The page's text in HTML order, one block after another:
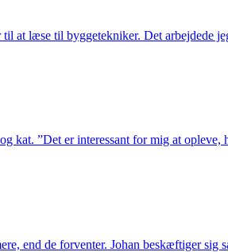
til at læse til byggetekniker. Det arbejdede
kat. ”Det er interessant for mig at
end de forventer. Johan beskæftiger